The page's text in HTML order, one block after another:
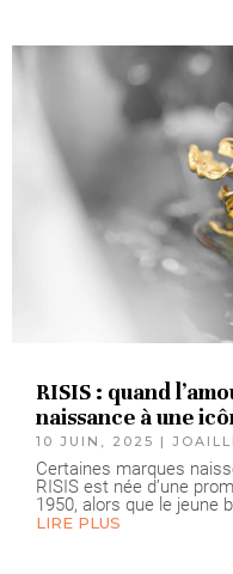
RISIS : quand
naissance à une
10 JUIN, 2025 |
Certaines marques
RISIS est née d’une
1950, alors que le jeune
LIRE PLUS